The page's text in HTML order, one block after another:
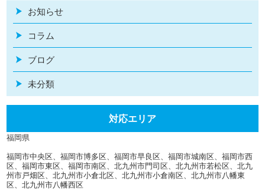
お知らせ
コラム
ブログ
未分類
対応エリア
福岡県
福岡市中央区、福岡市博多区、福岡市早良区、福岡市城南区、福岡市西
区、福岡市東区、福岡市南区、北九州市門司区、北九州市若松区、北九
州市戸畑区、北九州市小倉北区、北九州市小倉南区、北九州市八幡東
区、北九州市八幡西区